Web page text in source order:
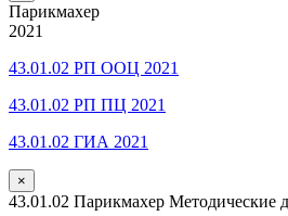
Парикмахер
2021
43.01.02 РП ООЦ 2021
43.01.02 РП ПЦ 2021
43.01.02 ГИА 2021
×
43.01.02 Парикмахер Методические